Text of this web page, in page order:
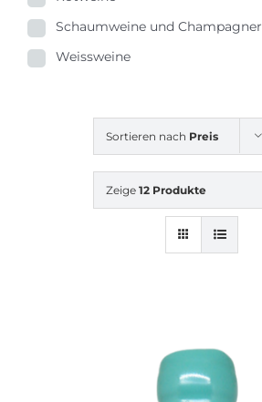
Sortieren nach Preis
Zeige 12 Produkte
Schaumweine und Champagner
Weissweine